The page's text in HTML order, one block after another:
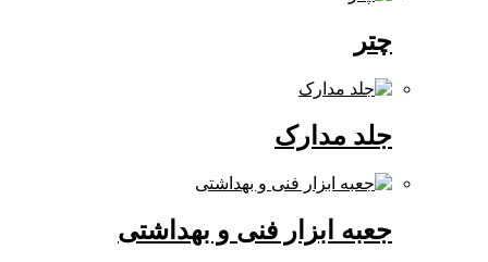
جلد مدارک
جعبه ابزار فنی و بهداشتی